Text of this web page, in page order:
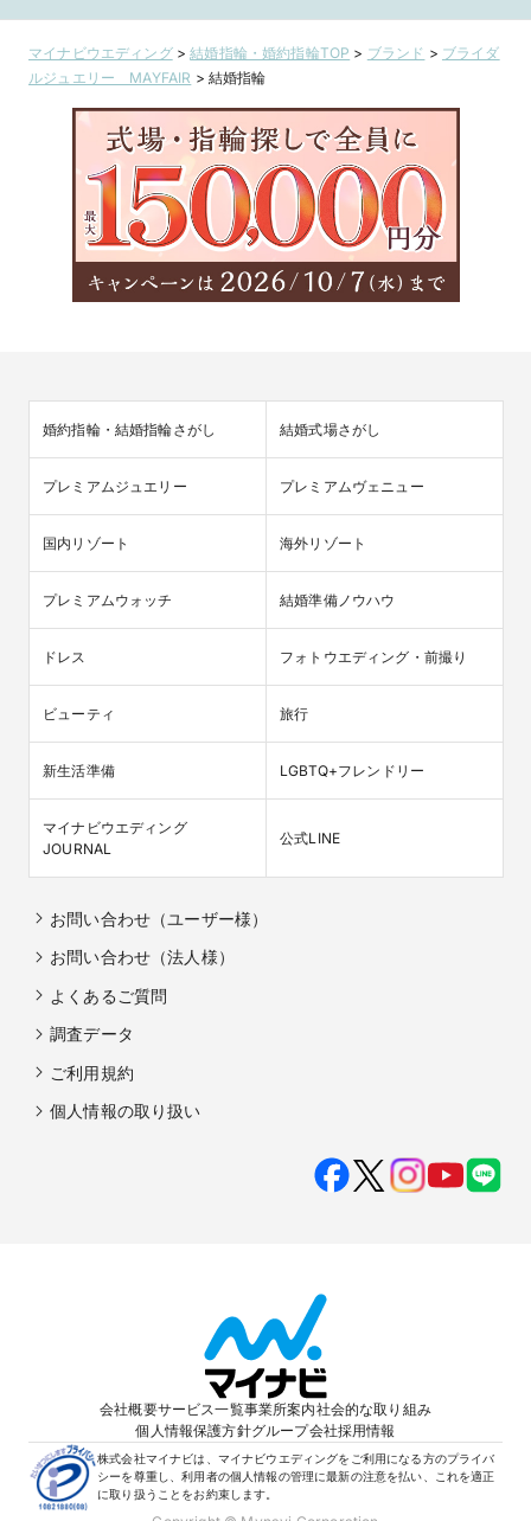
マイナビウエディング>結婚指輪・婚約指輪TOP > ブランド > ブライダ
ルジュエリー MAYFAIR > 結婚指輪
婚約指輪・結婚指輪さがし 結婚式場さがし
プレミアムジュエリー プレミアムヴェニュー
国内リゾート 海外リゾート
プレミアムウォッチ 結婚準備ノウハウ
ドレス フォトウエディング・前撮り
ビューティ 旅行
新生活準備 LGBTQ+フレンドリー
マイナビウエディング
JOURNAL
公式LINE
お問い合わせ（ユーザー様）
お問い合わせ（法人様）
よくあるご質問
調査データ
ご利用規約
個人情報の取り扱い
会社概要サービス一覧事業所案内社会的な取り組み
個人情報保護方針グループ会社採用情報
株式会社マイナビは、マイナビウエディングをご利用になる方のプライバ
シーを尊重し、利用者の個人情報の管理に最新の注意を払い、これを適正
に取り扱うことをお約束します。